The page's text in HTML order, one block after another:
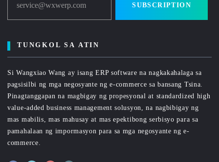
service@wxwerp.com SUBSCRIPTION
TUNGKOL SA ATIN
Si Wangxiao Wang ay isang ERP software na nagkakahalaga sa
pagsisilbi ng mga negosyante ng e-commerce sa bansang Tsina.
Pinagtanggapan na magbigay ng propesyonal at standardized high
value-added business management solusyon, na nagbibigay ng
mas mabilis, mas mahusay at mas epektibong serbisyo para sa
pamahalaan ng impormasyon para sa mga negosyante ng e-
commerce.